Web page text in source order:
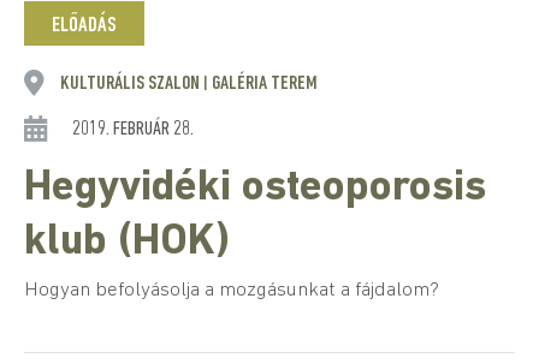
ELŐADÁS
KULTURÁLIS SZALON GALÉRIA TEREM
2019. FEBRUÁR 28.
Hegyvidéki osteoporosis
klub (HOK)
Hogyan befolyásolja a mozgásunkat a fájdalom?